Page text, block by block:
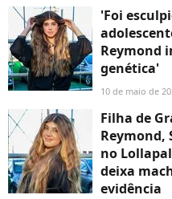
'Foi
Reymond
genética'
10 de maio de
Filha de
Reymond,
no
deixa
evidência